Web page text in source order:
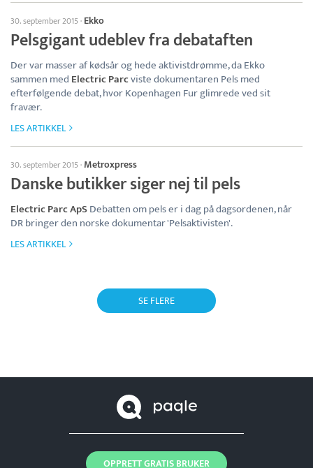
30. september 2015· Ekko
Pelsgigant udeblev fra debataften
Der var masser af kødsår og hede aktivistdrømme, da Ekko
sammen med Electric Parcviste dokumentaren Pels med
efterfølgende debat, hvor Kopenhagen Fur glimrede ved sit
fravær.
LES ARTIKKEL
30. september 2015· Metroxpress
Danske butikker siger nej til pels
Electric Parc ApSDebatten om pels er i dag på dagsordenen, når
DR bringer den norske dokumentar 'Pelsaktivisten'.
LES ARTIKKEL
SE FLERE
OPPRETT GRATIS BRUKER